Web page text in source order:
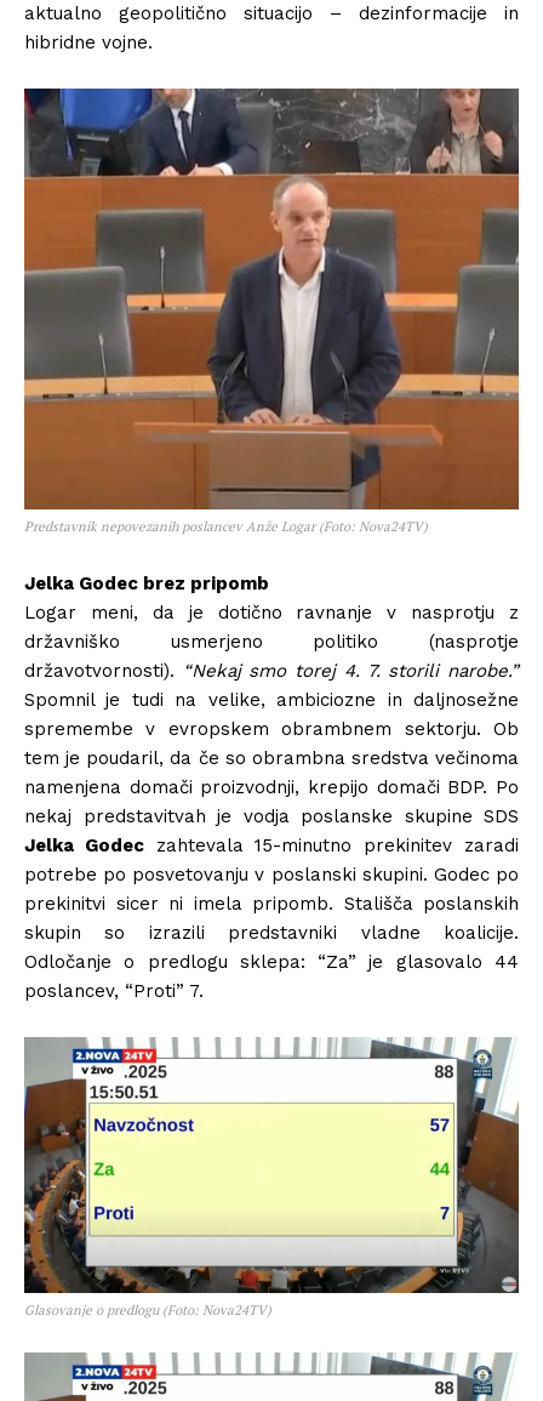
aktualno geopolitično situacijo – dezinformacije in
hibridne vojne.
Predstavnik nepovezanih poslancev Anže Logar (Foto: Nova24TV)
Jelka Godec brez pripomb
Logar meni, da je dotično ravnanje v nasprotju z
državniško usmerjeno politiko (nasprotje
državotvornosti). “Nekaj smo torej 4. 7. storili narobe.”
Spomnil je tudi na velike, ambiciozne in daljnosežne
spremembe v evropskem obrambnem sektorju. Ob
tem je poudaril, da če so obrambna sredstva večinoma
namenjena domači proizvodnji, krepijo domači BDP. Po
nekaj predstavitvah je vodja poslanske skupine SDS
Jelka Godeczahtevala 15-minutno prekinitev zaradi
potrebe po posvetovanju v poslanski skupini. Godec po
prekinitvi sicer ni imela pripomb. Stališča poslanskih
skupin so izrazili predstavniki vladne koalicije.
Odločanje o predlogu sklepa: “Za” je glasovalo 44
poslancev, “Proti” 7.
Glasovanje o predlogu (Foto: Nova24TV)